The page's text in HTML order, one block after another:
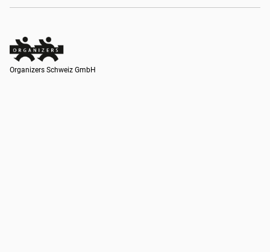
Organizers Schweiz GmbH
Organizers Schweiz GmbH